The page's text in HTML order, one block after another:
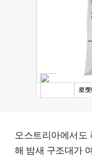
오스트리아에서도
해 밤새 구조대가